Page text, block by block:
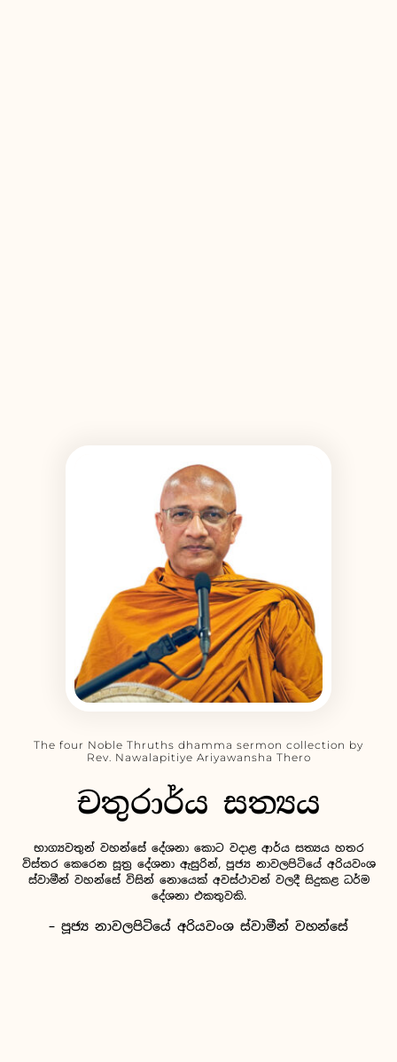
The four Noble Thruths dhamma sermon collection by
Rev. Nawalapitiye Ariyawansha Thero
චතුරාර්ය සත්‍යය
භාග්‍යවතුන් වහන්සේ දේශනා කොට වදාළ ආර්ය සත්‍යය හතර
විස්තර කෙරෙන සූත්‍ර දේශනා ඇසුරින්, පූජ්‍ය නාවලපිටියේ අරියවංශ
ස්වාමීන් වහන්සේ විසින් නොයෙක් අවස්ථාවන් වලදී සිදුකළ ධර්ම
දේශනා එකතුවකි.
– පූජ්‍ය නාවලපිටියේ අරියවංශ ස්වාමීන් වහන්සේ